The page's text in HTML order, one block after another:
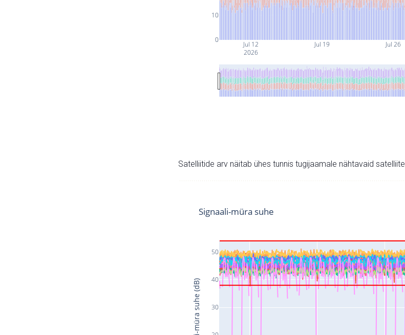
Jul 12
2026
Jul 19 Jul 26
0
10
Satelliitide arv näitab ühes tunnis tugijaamale nähtavaid satelliite.
30
40
50
Signaali-müra suhe